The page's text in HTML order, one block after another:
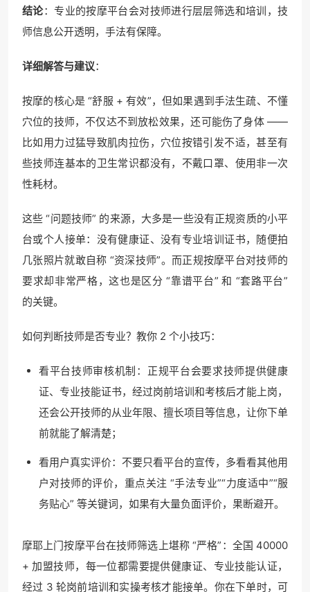
结论：专业的按摩平台会对技师进行层层筛选和培训，技
师信息公开透明，手法有保障。
详细解答与建议：
按摩的核心是 “舒服 + 有效”，但如果遇到手法生疏、不懂
穴位的技师，不仅达不到放松效果，还可能伤了身体 ——
比如用力过猛导致肌肉拉伤，穴位按错引发不适，甚至有
些技师连基本的卫生常识都没有，不戴口罩、使用非一次
性耗材。
这些 “问题技师” 的来源，大多是一些没有正规资质的小平
台或个人接单：没有健康证、没有专业培训证书，随便拍
几张照片就敢自称 “资深技师”。而正规按摩平台对技师的
要求却非常严格，这也是区分 “靠谱平台” 和 “套路平台”
的关键。
如何判断技师是否专业？教你 2 个小技巧：
看平台技师审核机制：正规平台会要求技师提供健康
证、专业技能证书，经过岗前培训和考核后才能上岗，
还会公开技师的从业年限、擅长项目等信息，让你下单
前就能了解清楚；
看用户真实评价：不要只看平台的宣传，多看看其他用
户对技师的评价，重点关注 “手法专业”“力度适中”“服
务贴心” 等关键词，如果有大量负面评价，果断避开。
摩耶上门按摩平台在技师筛选上堪称 “严格”：全国 40000
+ 加盟技师，每一位都需要提供健康证、专业技能认证，
经过 3 轮岗前培训和实操考核才能接单。你在下单时，可